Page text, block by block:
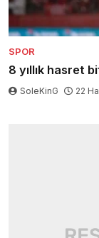
SPOR
8 yıllık hasret
SoleKinG 22